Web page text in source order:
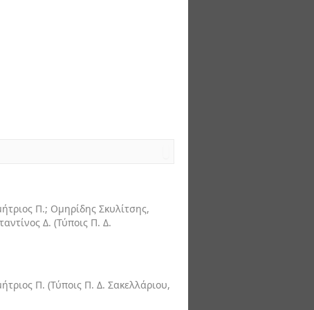
Π.; Ομηρίδης Σκυλίτσης,
Δ. (Τύποις Π. Δ.
Π. (Τύποις Π. Δ. Σακελλάριου,